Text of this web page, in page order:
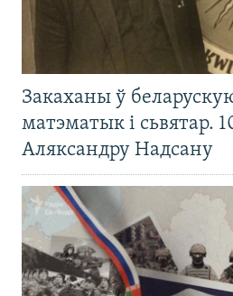
Закаханы ў
матэматык і сьвятар.
Аляксандру Надсану